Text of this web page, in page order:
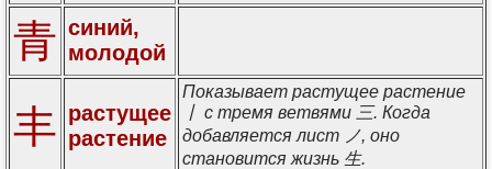
青 синий,
молодой
丰 растущее
растение
Показывает растущее растение
丨 с тремя ветвями 三. Когда
добавляется лист ノ, оно
становится жизнь 生.